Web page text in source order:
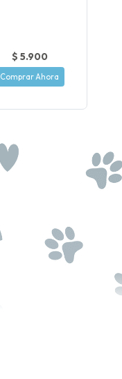
$ 5.900
Comprar Ahora